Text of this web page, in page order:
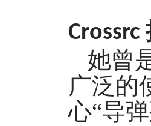
Crossrc
她曾
广泛的
心“导